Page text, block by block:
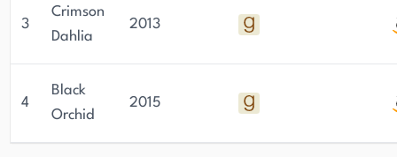
3
Crimson
Dahlia
2013
4
Black
Orchid
2015